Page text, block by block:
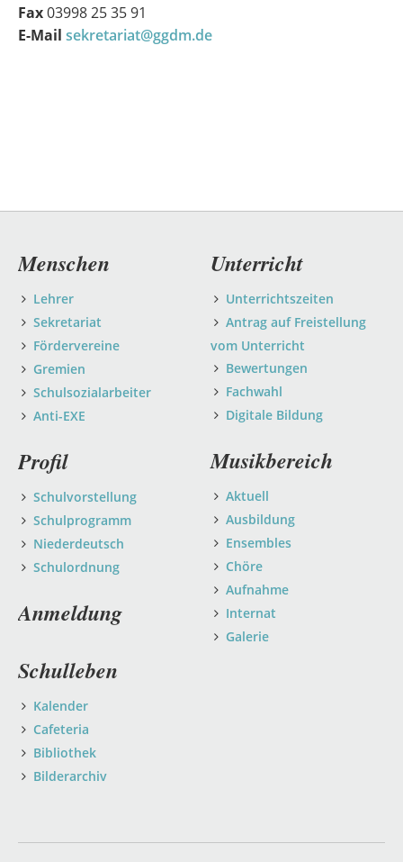
Fax03998 25 35 91
E-Mail sekretariat@ggdm.de
Navigation
Menschen
Lehrer
Sekretariat
Fördervereine
Gremien
Schulsozialarbeiter
Anti-EXE
Unterricht
Unterrichtszeiten
Antrag auf Freistellung
vom Unterricht
Bewertungen
Fachwahl
Digitale Bildung
Musikbereich
Aktuell
Ausbildung
Ensembles
Chöre
Aufnahme
Internat
Galerie
Profil
Schulvorstellung
Schulprogramm
Niederdeutsch
Schulordnung
Anmeldung
Schulleben
Kalender
Cafeteria
Bibliothek
Bilderarchiv